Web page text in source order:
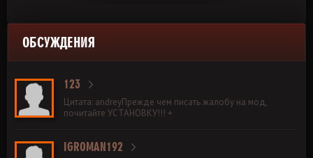
ОБСУЖДЕНИЯ
123
Цитата: andreyПрежде чем писать жалобу на мод,
почитайте УСТАНОВКУ!!! +
IGROMAN192